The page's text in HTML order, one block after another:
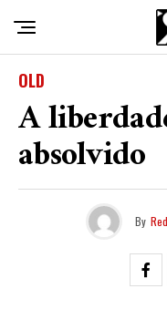
OLD
A
absolvido
By